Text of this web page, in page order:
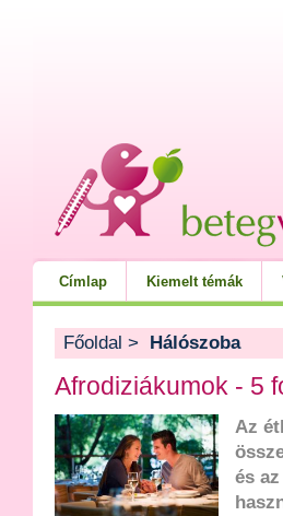
Címlap Kiemelt témák
Főoldal > Hálószoba
Afrodiziákumok - 5
Az
és